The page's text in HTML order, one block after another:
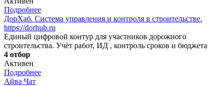
Подробнее
ДорХаб. Система управления и контроля в строительстве.
https://dorhub.ru
Единый цифровой контур для участников дорожного
строительства. Учёт работ, ИД , контроль сроков и бюджета
4 отбор
Активен
Подробнее
Айва Чат